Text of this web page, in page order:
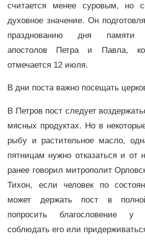
считается менее суровым, но
духовное значение. Он
празднованию дня памяти
апостолов Петра и Павла,
отмечается 12 июля.
В дни поста важно посещать
В Петров пост следует
мясных продуктах. Но в
рыбу и растительное масло,
пятницам нужно отказаться и от
ранее говорил митрополит
Тихон, если человек по
может держать пост в
попросить благословение у
соблюдать его или